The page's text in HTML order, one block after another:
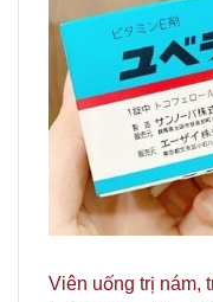
Viên uống trị nám,